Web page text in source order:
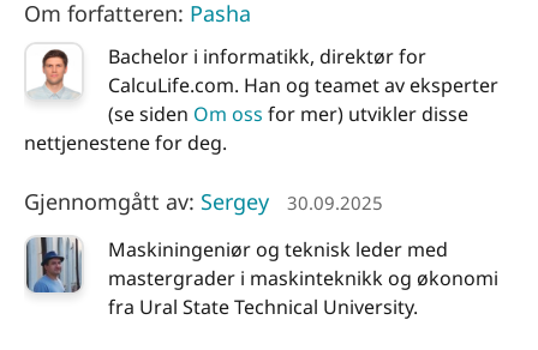
Om forfatteren: Pasha
Bachelor i informatikk, direktør for
CalcuLife.com. Han og teamet av eksperter
(se siden Om oss for mer) utvikler disse
nettjenestene for deg.
Gjennomgått av: Sergey 30.09.2025
Maskiningeniør og teknisk leder med
mastergrader i maskinteknikk og økonomi
fra Ural State Technical University.